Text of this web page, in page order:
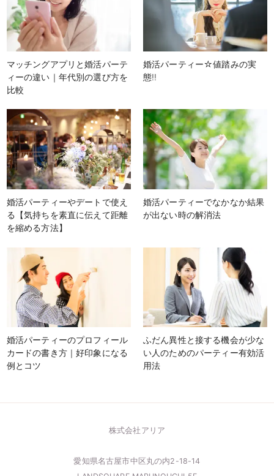
マッチングアプリと婚活パーテ
ィーの違い｜年代別の選び方を
比較
婚活パーティー☆値踏みの実
態!!
婚活パーティーやデートで使え
る【気持ちを素直に伝えて距離
を縮める方法】
婚活パーティーでなかなか結果
が出ない時の解消法
婚活パーティーのプロフィール
カードの書き方｜好印象になる
例とコツ
ふだん異性と接する機会が少な
い人のためのパーティー有効活
用法
株式会社アリア
愛知県名古屋市中区丸の内2-18-14